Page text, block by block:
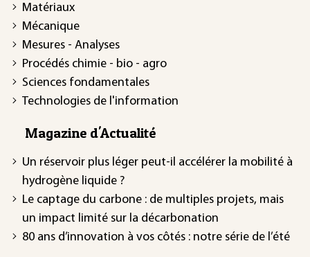
Matériaux
Mécanique
Mesures - Analyses
Procédés chimie - bio - agro
Sciences fondamentales
Technologies de l'information
Magazine d'Actualité
Un réservoir plus léger peut-il accélérer la mobilité à
hydrogène liquide ?
Le captage du carbone : de multiples projets, mais
un impact limité sur la décarbonation
80 ans d’innovation à vos côtés : notre série de l’été